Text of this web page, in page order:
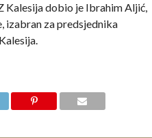
Kalesija dobio je Ibrahim Aljić,
izabran za predsjednika